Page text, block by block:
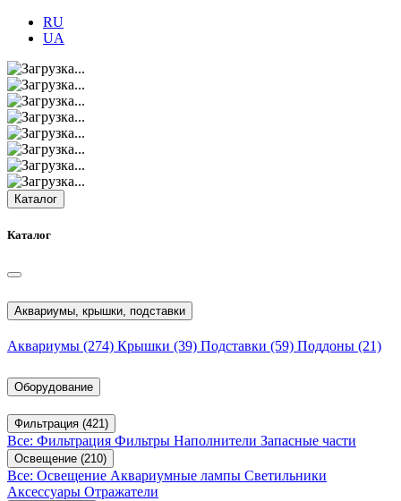
RU
UA
Каталог
Каталог
Аквариумы, крышки, подставки
Аквариумы (274) Крышки (39) Подставки (59) Поддоны (21)
Оборудование
Фильтрация (421)
Все: Фильтрация Фильтры Наполнители Запасные части
Освещение (210)
Все: Освещение Аквариумные лампы Светильники
Аксессуары Отражатели